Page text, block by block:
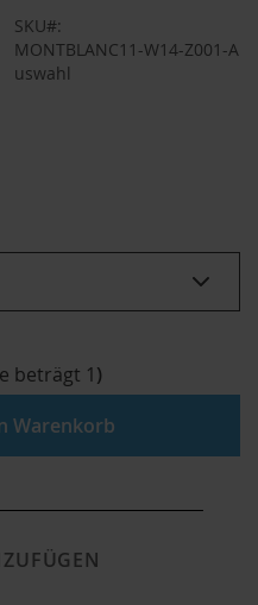
SKU
MONTBLANC11-W14-Z001-A
uswahl
beträgt 1)
Warenkorb